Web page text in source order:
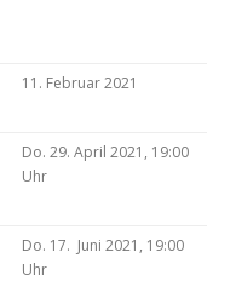
11. Februar 2021
Do. 29. April 2021, 19:00
Uhr
Do. 17. Juni 2021, 19:00
Uhr